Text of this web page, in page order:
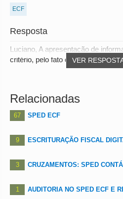
ECF
Resposta
VER
Luciano, A apresentação de
critério, pelo fato de não ter a
Relacionadas
67 SPED ECF
9 ESCRITURAÇÃO FISCAL
3 CRUZAMENTOS: SPED
1 AUDITORIA NO SPED ECF E